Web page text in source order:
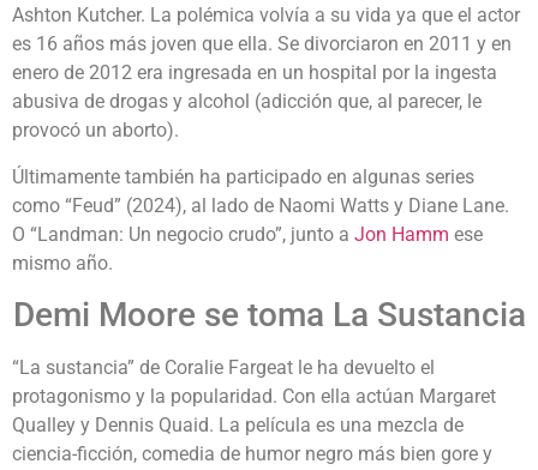
Ashton Kutcher. La polémica volvía a su vida ya que el actor
es 16 años más joven que ella. Se divorciaron en 2011 y en
enero de 2012 era ingresada en un hospital por la ingesta
abusiva de drogas y alcohol (adicción que, al parecer, le
provocó un aborto).
Últimamente también ha participado en algunas series
como “Feud” (2024), al lado de Naomi Watts y Diane Lane.
O “Landman: Un negocio crudo”, junto a Jon Hamm ese
mismo año.
Demi Moore se toma La Sustancia
“La sustancia” de Coralie Fargeat le ha devuelto el
protagonismo y la popularidad. Con ella actúan Margaret
Qualley y Dennis Quaid. La película es una mezcla de
ciencia-ficción, comedia de humor negro más bien gore y